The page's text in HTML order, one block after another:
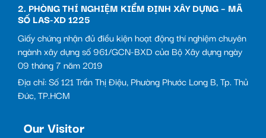
2. PHÒNG THÍ NGHIỆM KIỂM ĐỊNH XÂY DỰNG – MÃ
SỐ LAS-XD 1225
Giấy chứng nhận đủ điều kiện hoạt động thí nghiệm chuyên
ngành xây dựng số 961/GCN-BXD của Bộ Xây dựng ngày
09 tháng 7 năm 2019
Địa chỉ: Số 121 Trần Thị Điệu, Phường Phước Long B, Tp. Thủ
Đức, TP.HCM
Our Visitor